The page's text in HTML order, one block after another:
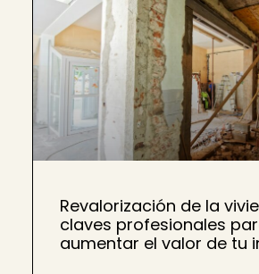
Revalorización de la
claves profesionales
aumentar el valor de tu